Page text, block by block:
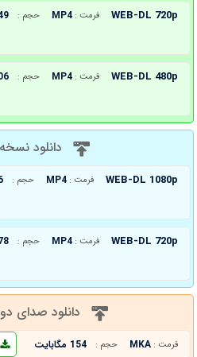
WEB-DL 720p فرمت : MP4 حجم : 949
WEB-DL 480p فرمت : MP4 حجم : 606
دانلود
WEB-DL 1080p فرمت : MP4 حجم :
WEB-DL 720p فرمت : MP4 حجم : 778
دانلود صدای
فرمت : MKA حجم : 154 مگابایت